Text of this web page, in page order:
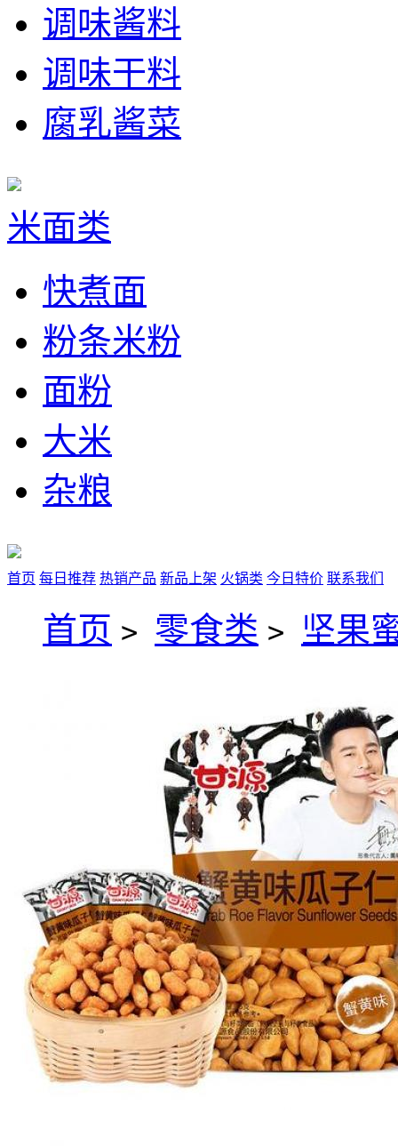
调味酱料
调味干料
腐乳酱菜
米面类
快煮面
粉条米粉
面粉
大米
杂粮
首页 每日推荐 热销产品 新品上架 火锅类 今日特价 联系我们
首页 > 零食类 > 坚果